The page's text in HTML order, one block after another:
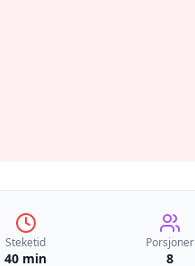
Steketid
40 min
Porsjoner
8